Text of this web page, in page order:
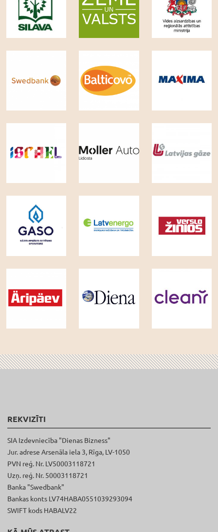
REKVIZĪTI
SIA Izdevniecība "Dienas Bizness"
Jur. adrese Arsenāla iela 3, Rīga, LV-1050
PVN reģ. Nr. LV50003118721
Uzņ. reģ. Nr. 50003118721
Banka "Swedbank"
Bankas konts LV74HABA0551039293094
SWIFT kods HABALV22